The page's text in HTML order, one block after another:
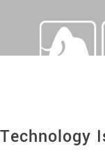
Mammoth
Technology